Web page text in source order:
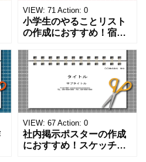
VIEW: 71 Action: 0
小学生のやることリスト
の作成におすすめ！宿題
事をまとめたい時のフォ
ーマットにおすすめしま
す。 ノートタイプのフォ
ーマットで文字入れをし
やすく、壁に貼ってもか
わいいデザインです。お
子さんが見てもテンショ
ンが上がるテンプレ
VIEW: 67 Action: 0
社内掲示ポスターの作成
におすすめ！スケッチブ